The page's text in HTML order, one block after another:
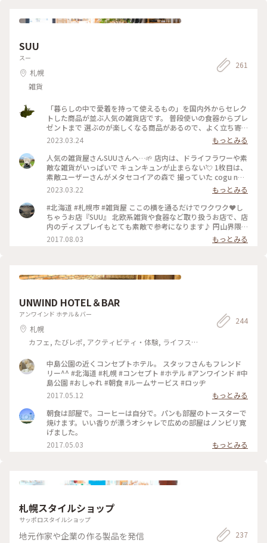
ソフトクリームをもらってすぐソフトクリームが溶け出したの
る #札幌 #スイーツ #穴場スポット #夏 #ことりっぷ旅2024 #
SUU
スー
札幌
雑貨
261
「暮らしの中で愛着を持って使えるもの」を国内外からセレク
トした商品が並ぶ人気の雑貨店です。 普段使いの食器からプレ
ゼントまで 選ぶのが楽しくなる商品があるので、よく立ち寄
ります。 この日も素敵な出会いが！！ 素敵ユーザーさんの投
稿で気になっていた 「cogu no mori 」のツリーに出会えまし
た🌲 ２種類ありましたが、また出会えますように・・と 1本の
ツリーをお家のリビングに💓 こちらの大通西16丁目店は、大
通公園からもちょっと外れていますが、札幌駅のステラプレイ
楽しい時間 #私のことりっぷ旅 #Myことりっぷ #セレクトショ
ップ #西18丁目界隈 #素敵な出会い #お友だちと再会 #プレゼ
ント探し
2023.03.24
もっとみる
人気の雑貨屋さんSUUさんへ…🌱 店内は、ドライフラワーや素
敵な雑貨がいっぱいで キュンキュンが止まらない💘 1枚目は、
素敵ユーザーさんがメタセコイアの森で 撮っていた cogu no
moriのミニツリー🌲 1本ずつ木工職人さんが丁寧に1人で作ら
れているツリーだそうです❣️ 細かい部分まで、丁寧に作られて
いて…とっても美しい✨✨✨ 前回入荷した時も、お客さんが並
んだそうで… 入荷しても 即 売り切れたそうですよ‼️ たまたま
あったのは、奇跡かもと…🫢✨✨ かなり人気のツリーなので 私
も買おうかと かなり迷いましたが… なんせ家には、くまたん
がたくさん居るので 帰るまでに悩んで それでも欲しかったら
おすすめしますよ❣️ 2023.3.3 #私のことりっぷ旅 #Myことりっ
ドキ #SUU #久しぶりの再会 #ありがとうございます #円山散
策 #人気の雑貨屋さん #kogunomori #ミニツリー #ドライフ
ラワー
2023.03.22
もっとみる
#北海道 #札幌市 #雑貨屋 ここの横を通るだけでワクワク❤️し
ちゃうお店『SUU』 北欧系雑貨や食器など取り扱うお店で、店
内のディスプレイもとても素敵で参考になります♪ 円山界隈
は、やっぱり洒落てるお店が多い♪ じゃ、したっけぇ〜(*˙꒳
˙*)‧⁺✧︎*
2017.08.03 もっとみる
UNWIND HOTEL＆BAR
アンワインド ホテル＆バー
札幌
カフェ, たびレポ, アクティビティ・体験, ライフスタ
244
中島公園の近くコンセプトホテル。 スタッフさんもフレンド
リー^^ #北海道 #札幌 #コンセプト #ホテル #アンワインド #中
島公園 #おしゃれ #朝食 #ルームサービス #ロッヂ
2017.05.12
もっとみる
朝食は部屋で。コーヒーは自分で。パンも部屋のトースターで
焼けます。いい香りが漂うオシャレで広めの部屋はノンビリ寛
げました。
2017.05.03
もっとみる
札幌スタイルショップ
サッポロスタイルショップ
地元作家や企業の作る製品を発信 237